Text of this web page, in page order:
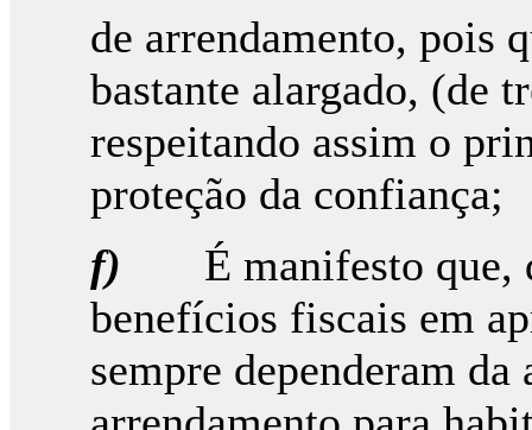
de arrendamento, pois
bastante alargado, (de
respeitando assim o
proteção da confiança;
f) É manifesto que,
benefícios fiscais em
sempre dependeram